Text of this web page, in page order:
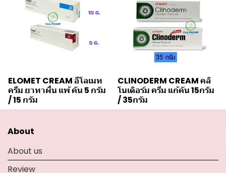
ELOMET CREAM อีโลเมท
ครีม ยาทาผื่น แพ้ คัน 5 กรัม
/ 15 กรัม
CLINODERM CREAM คลิ
โนเดิอร์ม ครีม แก้คัน 15กรัม
/ 35กรัม
About
About us
Review